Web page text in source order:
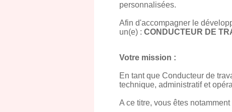
personnalisées.
Afin d'accompagner le
un(e) : CONDUCTEUR DE
Votre mission :
En tant que Conducteur de
technique, administratif et
A ce titre, vous êtes notamment